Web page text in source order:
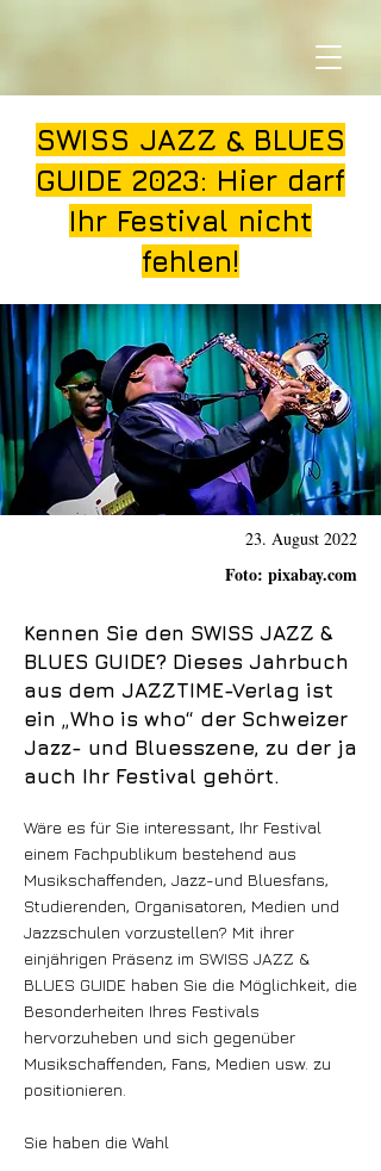
SWISS JAZZ & BLUES
GUIDE 2023: Hier darf
Ihr Festival nicht
fehlen!
Foto: pixabay.com
23. August 2022
Kennen Sie den SWISS JAZZ &
BLUES GUIDE? Dieses Jahrbuch
aus dem JAZZTIME-Verlag ist
ein „Who is who“ der Schweizer
Jazz- und Bluesszene, zu der ja
auch Ihr Festival gehört.
Wäre es für Sie interessant, Ihr Festival
einem Fachpublikum bestehend aus
Musikschaffenden, Jazz-und Bluesfans,
Studierenden, Organisatoren, Medien und
Jazzschulen vorzustellen? Mit ihrer
einjährigen Präsenz im SWISS JAZZ &
BLUES GUIDE haben Sie die Möglichkeit, die
Besonderheiten Ihres Festivals
hervorzuheben und sich gegenüber
Musikschaffenden, Fans, Medien usw. zu
positionieren.
Sie haben die Wahl